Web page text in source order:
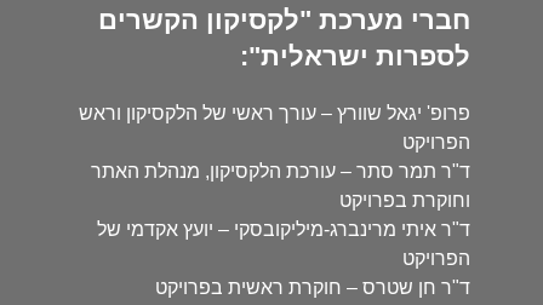
חברי מערכת "לקסיקון הקשרים
לספרות ישראלית":
פרופ' יגאל שוורץ – עורך ראשי של הלקסיקון וראש
הפרויקט
ד"ר תמר סתר – עורכת הלקסיקון, מנהלת האתר
וחוקרת בפרויקט
ד"ר איתי מרינברג-מיליקובסקי – יועץ אקדמי של
הפרויקט
ד"ר חן שטרס – חוקרת ראשית בפרויקט